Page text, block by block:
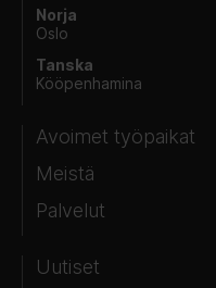
Norja
Oslo
Tanska
Kööpenhamina
Avoimet työpaikat
Meistä
Palvelut
Uutiset